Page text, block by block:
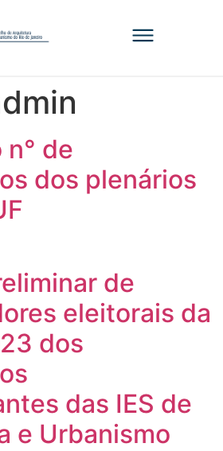
de
dos plenários
de
eleitorais da
dos
das IES de
e Urbanismo